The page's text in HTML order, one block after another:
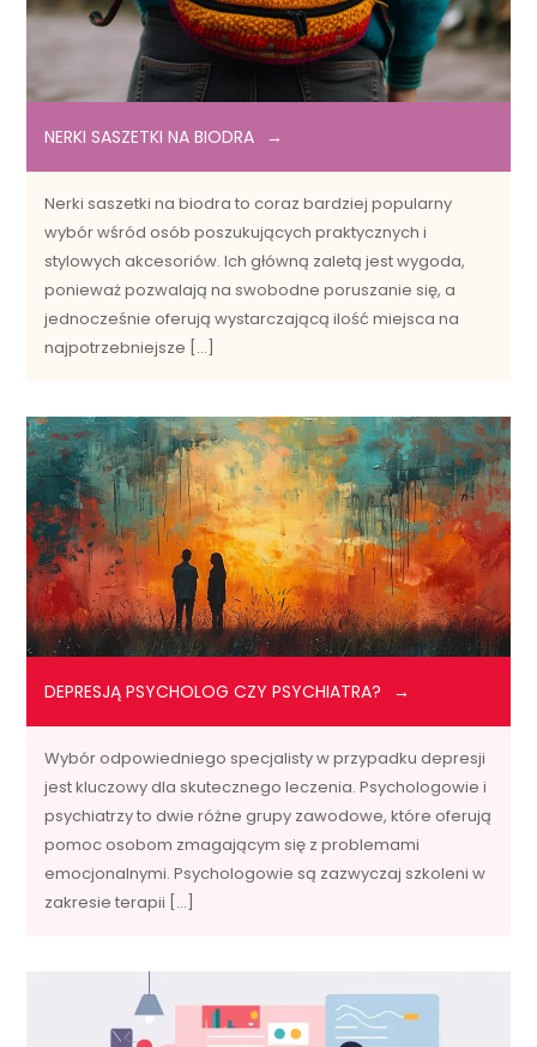
NERKI SASZETKI NA BIODRA
Nerki saszetki na biodra to coraz bardziej popularny
wybór wśród osób poszukujących praktycznych i
stylowych akcesoriów. Ich główną zaletą jest wygoda,
ponieważ pozwalają na swobodne poruszanie się, a
jednocześnie oferują wystarczającą ilość miejsca na
najpotrzebniejsze […]
DEPRESJĄ PSYCHOLOG CZY PSYCHIATRA?
Wybór odpowiedniego specjalisty w przypadku depresji
jest kluczowy dla skutecznego leczenia. Psychologowie i
psychiatrzy to dwie różne grupy zawodowe, które oferują
pomoc osobom zmagającym się z problemami
emocjonalnymi. Psychologowie są zazwyczaj szkoleni w
zakresie terapii […]